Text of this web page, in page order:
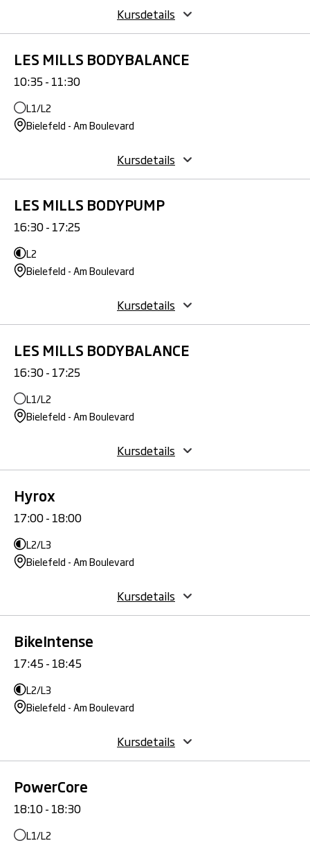
Kursdetails
LES MILLS BODYBALANCE
10:35 - 11:30
L1/L2
Bielefeld - Am Boulevard
Kursdetails
LES MILLS BODYPUMP
16:30 - 17:25
L2
Bielefeld - Am Boulevard
Kursdetails
LES MILLS BODYBALANCE
16:30 - 17:25
L1/L2
Bielefeld - Am Boulevard
Kursdetails
Hyrox
17:00 - 18:00
L2/L3
Bielefeld - Am Boulevard
Kursdetails
BikeIntense
17:45 - 18:45
L2/L3
Bielefeld - Am Boulevard
Kursdetails
PowerCore
18:10 - 18:30
L1/L2